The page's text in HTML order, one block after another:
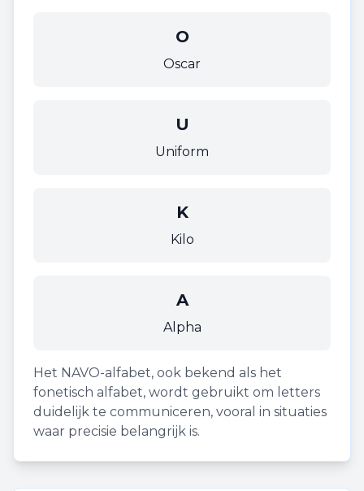
O
Oscar
U
Uniform
K
Kilo
A
Alpha
Het NAVO-alfabet, ook bekend als het
fonetisch alfabet, wordt gebruikt om letters
duidelijk te communiceren, vooral in situaties
waar precisie belangrijk is.